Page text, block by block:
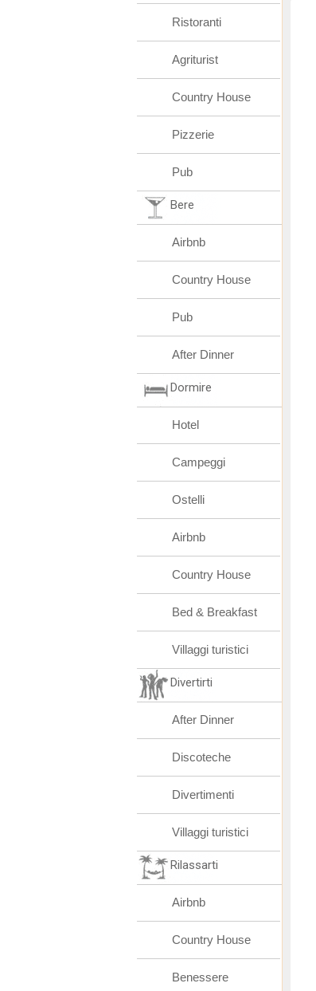
Ristoranti
Agriturist
Country House
Pizzerie
Pub
Bere
Airbnb
Country House
Pub
After Dinner
Dormire
Hotel
Campeggi
Ostelli
Airbnb
Country House
Bed & Breakfast
Villaggi turistici
Divertirti
After Dinner
Discoteche
Divertimenti
Villaggi turistici
Rilassarti
Airbnb
Country House
Benessere